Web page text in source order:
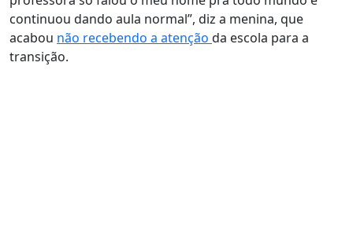
continuou dando aula normal”, diz a menina, que
acabou não recebendo a atenção da escola para a
transição.